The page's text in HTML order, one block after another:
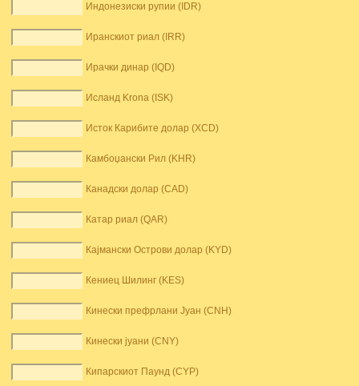
Индонезиски рупии (IDR)
Иранскиот риал (IRR)
Ирачки динар (IQD)
Исланд Krona (ISK)
Исток Карибите долар (XCD)
Камбоџански Рил (KHR)
Канадски долар (CAD)
Катар риал (QAR)
Кајмански Острови долар (KYD)
Кениец Шилинг (KES)
Кинески префрлани Јуан (CNH)
Кинески јуани (CNY)
Кипарскиот Паунд (CYP)